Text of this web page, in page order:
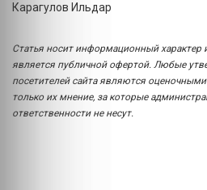
Карагулов Ильдар
Статья носит информационный характер
является публичной офертой. Любые
посетителей сайта являются
только их мнение, за которые
ответственности не несут.